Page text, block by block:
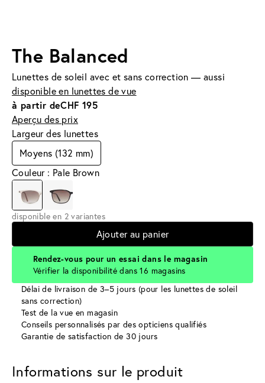
The Balanced
Lunettes de soleil avec et sans correction — aussi
disponible en lunettes de vue
à partir deCHF 195
Aperçu des prix
Largeur des lunettes
Moyens (132 mm)
Couleur : Pale Brown
disponible en 2 variantes
Ajouter au panier
Rendez-vous pour un essai dans le magasin
Vérifier la disponibilité dans 16 magasins
Délai de livraison de 3–5 jours (pour les lunettes de soleil
sans correction)
Test de la vue en magasin
Conseils personnalisés par des opticiens qualifiés
Garantie de satisfaction de 30 jours
Informations sur le produit